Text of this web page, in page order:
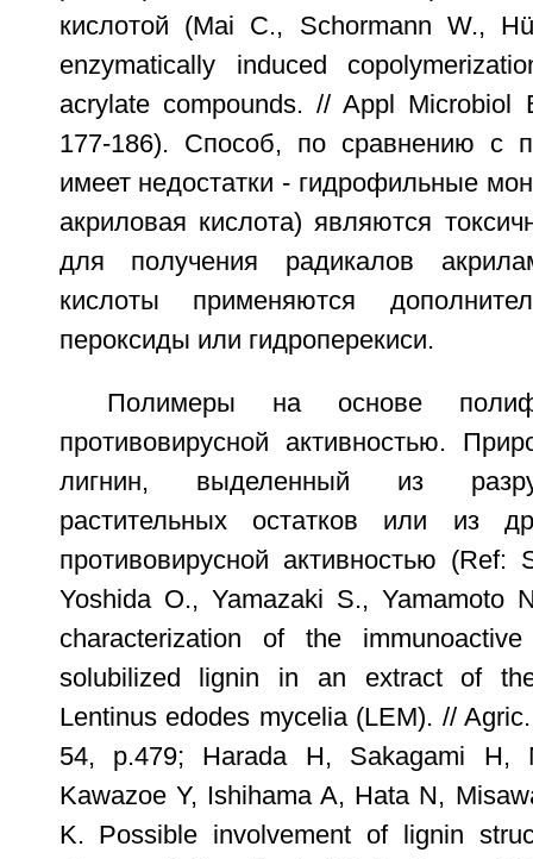
кислотой (Mai С., Schormann W.,
enzymatically induced
acrylate compounds. // Appl Microbiol
177-186). Способ, по сравнению с
имеет недостатки - гидрофильные
акриловая кислота) являются
для получения радикалов
кислоты применяются
пероксиды или гидроперекиси.
Полимеры на основе
противовирусной активностью.
лигнин, выделенный из
растительных остатков или из
противовирусной активностью
Yoshida О., Yamazaki S., Yamamoto
characterization of the
solubilized lignin in an extract of
Lentinus edodes mycelia (LEM). //
54, p.479; Harada H, Sakagami H,
Kawazoe Y, Ishihama A, Hata N,
K. Possible involvement of lignin